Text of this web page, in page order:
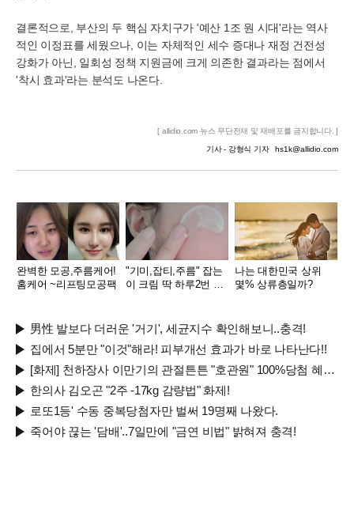
결론적으로, 부산의 두 핵심 자치구가 '예산 1조 원 시대'라는 역사
적인 이정표를 세웠으나, 이는 자체적인 세수 증대나 재정 건전성
강화가 아닌, 일회성 정책 지원금에 크게 의존한 결과라는 점에서
'착시 효과'라는 분석도 나온다.
[ allidio.com 뉴스 무단전재 및 재배포를 금지합니다. ]
기사 - 강형식 기자 hs1k@allidio.com
완벽한 모공,주름케어!
홈케어 ~리프팅모공팩
"기미,잡티,주름" 잡는
이 크림 딱 하루2번 발
나는 대한민국 상위
몇% 상류층일까?
男性 발보다 더러운 '거기', 세균지수 확인해보니..충격!
집에서 5분만 "이것"해라! 피부개선 효과가 바로 나타난다!!
[화제] 천하장사 이만기의 관절튼튼 "호관원" 100%당첨 혜택 난리나!!
한의사 김오곤 "2주 -17kg 감량법" 화제!
로또1등' 수동 중복당첨자만 벌써 19명째 나왔다.
죽어야 끊는 '담배'..7일만에 "금연 비법" 밝혀져 충격!